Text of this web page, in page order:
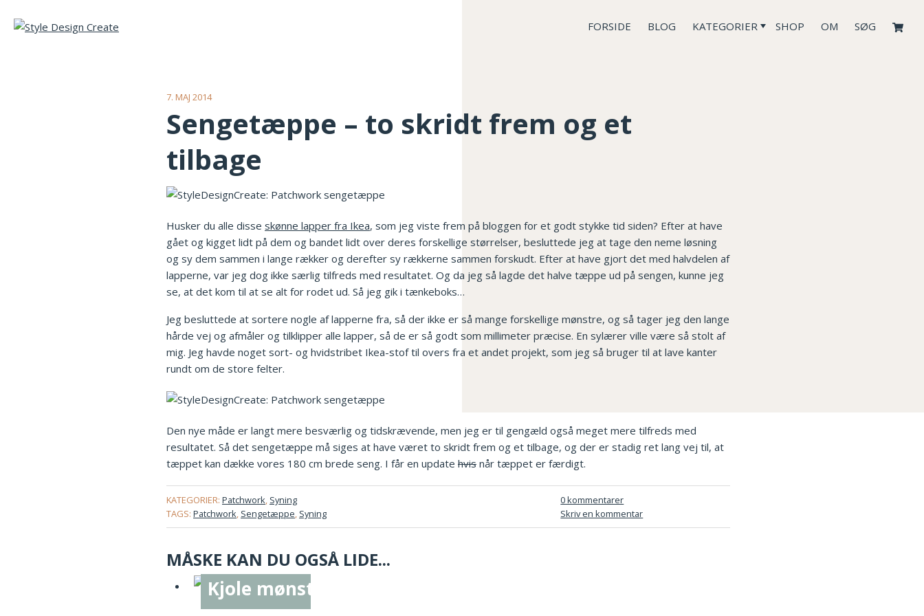
FORSIDE BLOG KATEGORIER SHOP OM SØG
7. MAJ 2014
Sengetæppe – to skridt frem og et
tilbage
Husker du alle disse skønne lapper fra Ikea, som jeg viste frem på bloggen for et godt stykke tid siden? Efter at have
gået og kigget lidt på dem og bandet lidt over deres forskellige størrelser, besluttede jeg at tage den neme løsning
og sy dem sammen i lange rækker og derefter sy rækkerne sammen forskudt. Efter at have gjort det med halvdelen af
lapperne, var jeg dog ikke særlig tilfreds med resultatet. Og da jeg så lagde det halve tæppe ud på sengen, kunne jeg
se, at det kom til at se alt for rodet ud. Så jeg gik i tænkeboks…
Jeg besluttede at sortere nogle af lapperne fra, så der ikke er så mange forskellige mønstre, og så tager jeg den lange
hårde vej og afmåler og tilklipper alle lapper, så de er så godt som millimeter præcise. En sylærer ville være så stolt af
mig. Jeg havde noget sort- og hvidstribet Ikea-stof til overs fra et andet projekt, som jeg så bruger til at lave kanter
rundt om de store felter.
Den nye måde er langt mere besværlig og tidskrævende, men jeg er til gengæld også meget mere tilfreds med
resultatet. Så det sengetæppe må siges at have været to skridt frem og et tilbage, og der er stadig ret lang vej til, at
tæppet kan dække vores 180 cm brede seng. I får en update hvis når tæppet er færdigt.
KATEGORIER: Patchwork, Syning
TAGS: Patchwork, Sengetæppe, Syning
0 kommentarer
Skriv en kommentar
MÅSKE KAN DU OGSÅ LIDE...
Kjole mønstermix